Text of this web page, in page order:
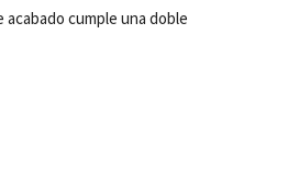
cumple una doble